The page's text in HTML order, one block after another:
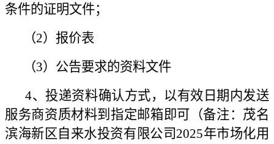
条件的证明文件；
（2）报价表
（3）公告要求的资料文件
4、投递资料确认方式，以有效日期内发送
服务商资质材料到指定邮箱即可（备注：茂名
滨海新区自来水投资有限公司2025年市场化用